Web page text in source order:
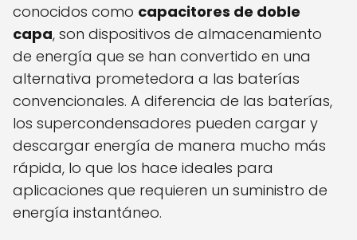
conocidos como capacitores de doble
capa, son dispositivos de almacenamiento
de energía que se han convertido en una
alternativa prometedora a las baterías
convencionales. A diferencia de las baterías,
los supercondensadores pueden cargar y
descargar energía de manera mucho más
rápida, lo que los hace ideales para
aplicaciones que requieren un suministro de
energía instantáneo.